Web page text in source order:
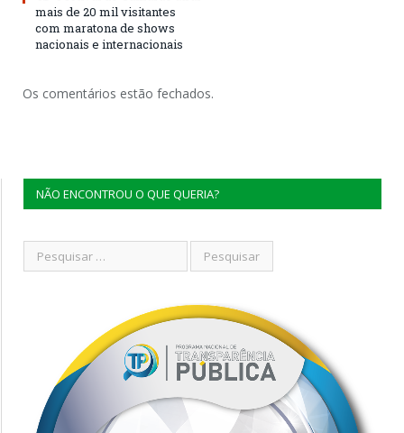
mais de 20 mil visitantes
com maratona de shows
nacionais e internacionais
Os comentários estão fechados.
NÃO ENCONTROU O QUE QUERIA?